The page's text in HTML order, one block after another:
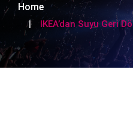
Home
IKEA’dan Suyu Geri